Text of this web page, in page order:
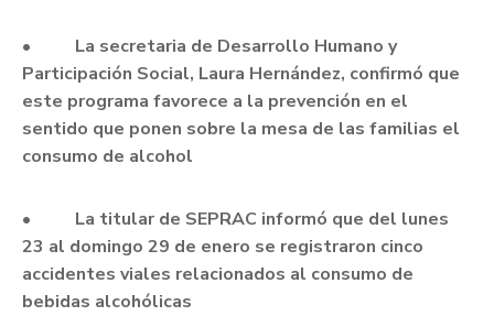
• La secretaria de Desarrollo Humano y
Participación Social, Laura Hernández, confirmó que
este programa favorece a la prevención en el
sentido que ponen sobre la mesa de las familias el
consumo de alcohol
• La titular de SEPRAC informó que del lunes
23 al domingo 29 de enero se registraron cinco
accidentes viales relacionados al consumo de
bebidas alcohólicas